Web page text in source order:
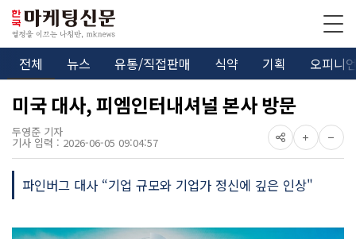
전체 뉴스 유통/직접판매 식약 기획 오피니
미국 대사, 피엠인터내셔널 본사 방문
두영준 기자
기사 입력 : 2026-06-05 09:04:57
파인버그 대사 “기업 규모와 기업가 정신에 깊은 인상"